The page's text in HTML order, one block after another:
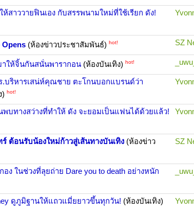
สาววายฟินเอง กับสรรพนามใหม่ที่ใช้เรียก ดัง!
Opens (ห้องข่าวประชาสัมพันธ์) hot! SZ
าให้จิ้นกันสนั่นพารากอน (ห้องบันเทิง) hot! _uwu_
.บริหารเสน่ห์คุณชาย ตะโกนบอกแบรนด์ว่า
) hot!
บทางสว่างที่ทำให้ ดัง จะยอมเป็นแฟนได้ด้วยแล้ว!
ต้อนรับน้องใหม่ก้าวสู่เส้นทางบันเทิง (ห้องข่าว
SZ
ง ในช่วงที่ลุยถ่าย Dare you to death อย่างหนัก
_uwu_
ดูภูมิฐานให้แถวแมี่ยยาวขึ้นทุกวัน! (ห้องบันเทิง)